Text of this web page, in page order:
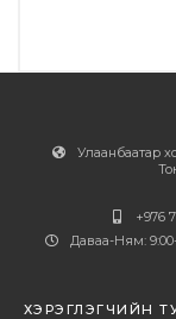
Улаанбаатар
+976
Даваа-Ням: 9:00-
ХЭРЭГЛЭГЧИЙН